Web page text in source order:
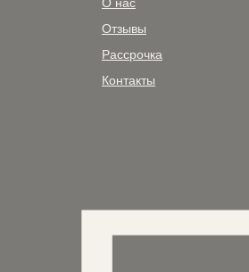
Рассрочка
Отзывы
Контакты